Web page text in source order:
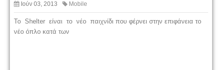
Ιούν 03, 2013 Mobile
To Shelter είναι το νέο παιχνίδι που φέρνει στην επιφάνεια το
νέο όπλο κατά των